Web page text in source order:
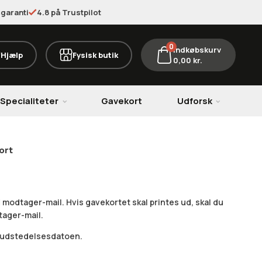
4.8 på Trustpilot
Hjælp Fysisk butik
0Indkøbskurv
0,00 kr.
Specialiteter Gavekort Udforsk
mail. Hvis gavekortet skal printes ud, skal du
mail.